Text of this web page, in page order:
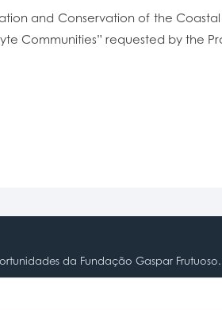
and Conservation of the
Communities” requested by the
da Fundação Gaspar Frutuoso.